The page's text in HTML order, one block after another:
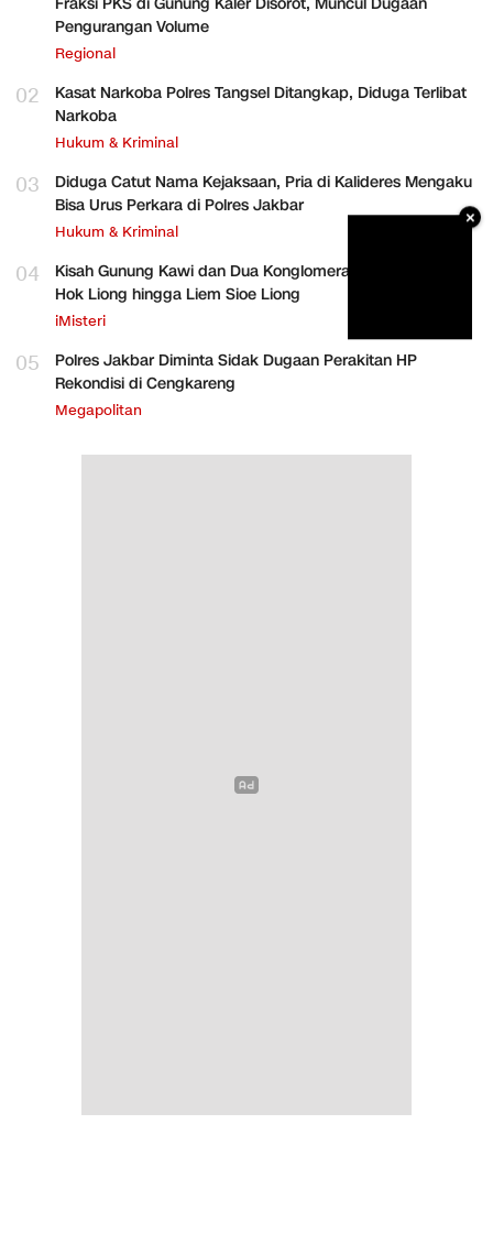
Pengurangan Volume
Regional
02
Kasat Narkoba Polres Tangsel Ditangkap, Diduga Terlibat
Narkoba
Hukum & Kriminal
03
Diduga Catut Nama Kejaksaan, Pria di Kalideres Mengaku
Bisa Urus Perkara di Polres Jakbar
Hukum & Kriminal
04
Kisah Gunung Kawi dan Dua Konglomerat Indonesia Ong
Hok Liong hingga Liem Sioe Liong
iMisteri
05
Polres Jakbar Diminta Sidak Dugaan Perakitan HP
Rekondisi di Cengkareng
Megapolitan
×